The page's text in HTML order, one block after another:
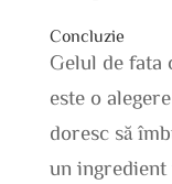
Concluzie
Gelul de fata
este o
doresc să
un ingredient